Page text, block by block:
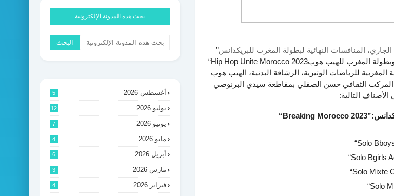
المنافسات النهائية لبطولة المغرب للبريكدانس”
المغرب للهيب هوب“Hip Hop Unite Morocco 2023
المغربية للرياضات الوثيرية، الرشاقة البدنية، الهيب هوب
المركب الثقافي حسن الصقلي بمقاطعة سيدي البرنوصي
الأصناف التالية:
“Breaking Morocco 2023”:
“Solo
“Solo Bgirls
“Solo Mixte
“Solo
بحث هذه المدونة الإلكترونية
أغسطس 2026 5
يوليو 2026 12
يونيو 2026 7
مايو 2026 4
أبريل 2026 6
مارس 2026 3
فبراير 2026 4